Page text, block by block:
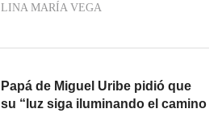
LINA MARÍA VEGA
Papá de Miguel Uribe pidió que
su “luz siga iluminando el camino